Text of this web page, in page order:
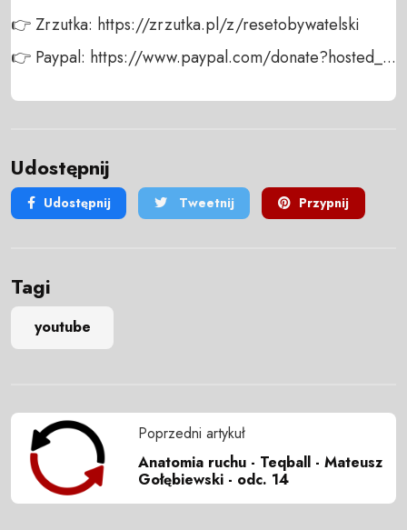
👉 Zrzutka: https://zrzutka.pl/z/resetobywatelski
👉 Paypal: https://www.paypal.com/donate?hosted_...
Udostępnij
Udostępnij Tweetnij Przypnij
Tagi
youtube
Poprzedni artykuł
Anatomia ruchu - Teqball - Mateusz
Gołębiewski - odc. 14